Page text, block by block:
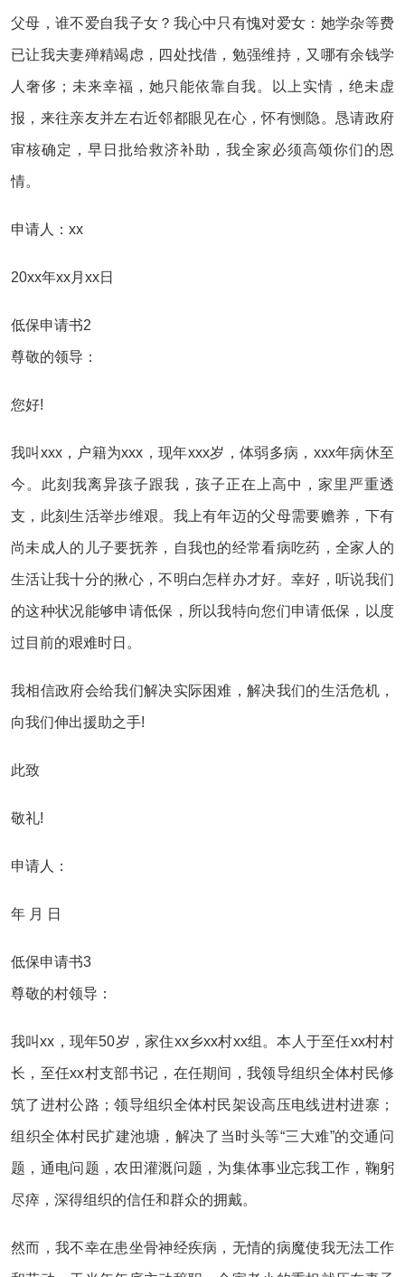
父母，谁不爱自我子女？我心中只有愧对爱女：她学杂等费
已让我夫妻殚精竭虑，四处找借，勉强维持，又哪有余钱学
人奢侈；未来幸福，她只能依靠自我。以上实情，绝未虚
报，来往亲友并左右近邻都眼见在心，怀有恻隐。恳请政府
审核确定，早日批给救济补助，我全家必须高颂你们的恩
情。
申请人：xx
20xx年xx月xx日
低保申请书2
尊敬的领导：
您好!
我叫xxx，户籍为xxx，现年xxx岁，体弱多病，xxx年病休至
今。此刻我离异孩子跟我，孩子正在上高中，家里严重透
支，此刻生活举步维艰。我上有年迈的父母需要赡养，下有
尚未成人的儿子要抚养，自我也的经常看病吃药，全家人的
生活让我十分的揪心，不明白怎样办才好。幸好，听说我们
的这种状况能够申请低保，所以我特向您们申请低保，以度
过目前的艰难时日。
我相信政府会给我们解决实际困难，解决我们的生活危机，
向我们伸出援助之手!
此致
敬礼!
申请人：
年 月 日
低保申请书3
尊敬的村领导：
我叫xx，现年50岁，家住xx乡xx村xx组。本人于至任xx村村
长，至任xx村支部书记，在任期间，我领导组织全体村民修
筑了进村公路；领导组织全体村民架设高压电线进村进寨；
组织全体村民扩建池塘，解决了当时头等“三大难”的交通问
题，通电问题，农田灌溉问题，为集体事业忘我工作，鞠躬
尽瘁，深得组织的信任和群众的拥戴。
然而，我不幸在患坐骨神经疾病，无情的病魔使我无法工作